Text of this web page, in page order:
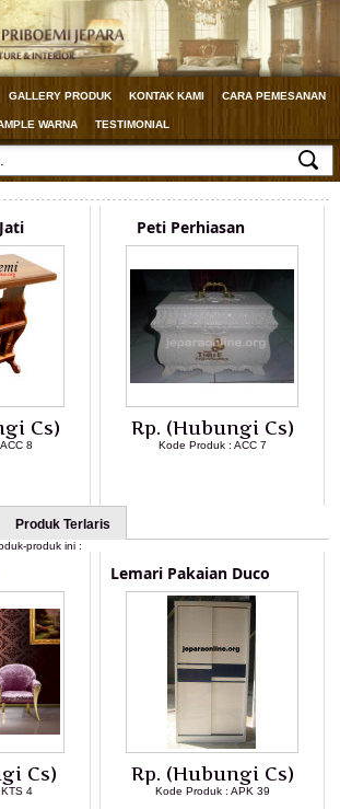
GALLERY PRODUK KONTAK KAMI CARA PEMESANAN
WARNA TESTIMONIAL
Cs)
8
Peti Perhiasan
Rp. (Hubungi Cs)
Kode Produk : ACC 7
Produk Terlaris
produk ini :
Cs)
4
Lemari Pakaian Duco
Rp. (Hubungi Cs)
Kode Produk : APK 39